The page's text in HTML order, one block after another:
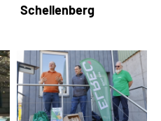
Schellenberg